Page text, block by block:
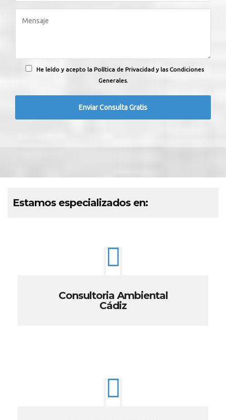
He leído y acepto la Política de Privacidad y las Condiciones
Generales.
Estamos especializados en:
Consultoria Ambiental
Cádiz